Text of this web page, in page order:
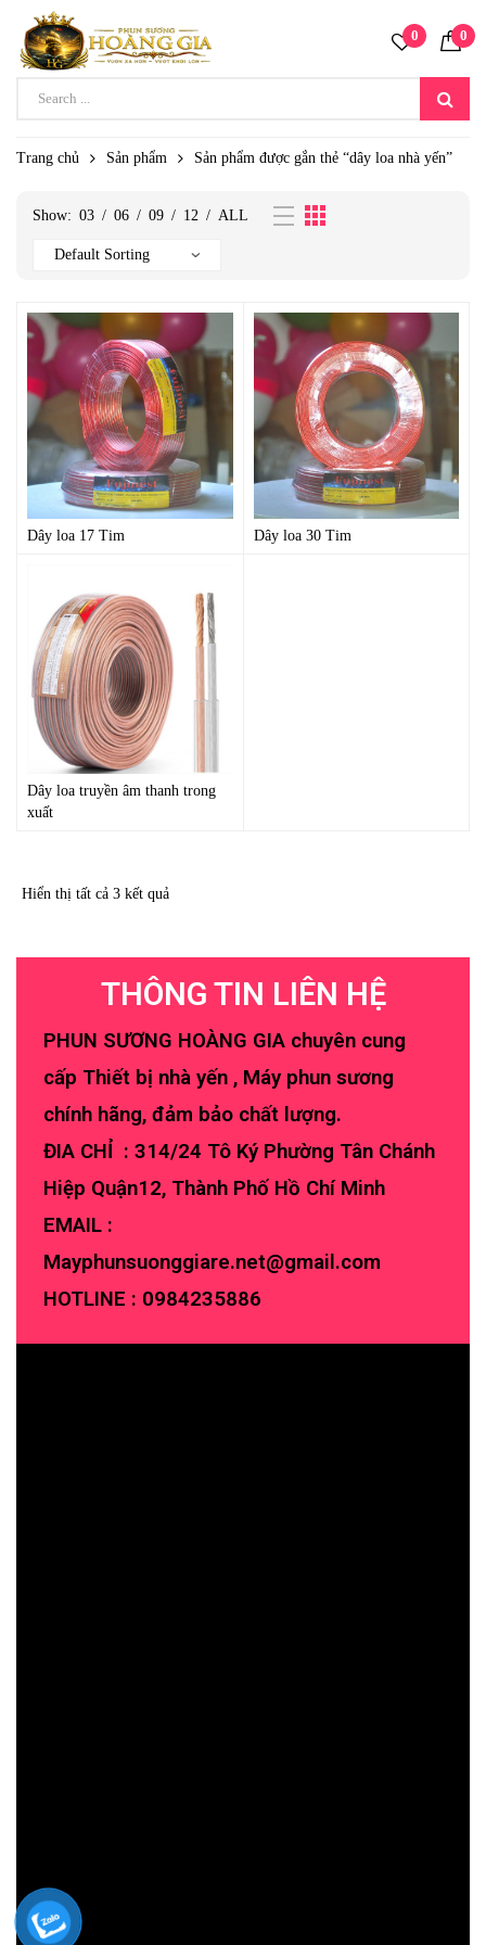
0 0
Trang chủ Sản phẩm Sản phẩm được gắn thẻ “dây loa nhà yến”
Show: 03 / 06 / 09 / 12 / ALL
Dây loa 17 Tim Dây loa 30 Tim
Dây loa truyền âm thanh trong
xuất
Hiển thị tất cả 3 kết quả
THÔNG TIN LIÊN HỆ
PHUN SƯƠNG HOÀNG GIA chuyên cung
cấp Thiết bị nhà yến , Máy phun sương
chính hãng, đảm bảo chất lượng.
ĐIA CHỈ : 314/24 Tô Ký Phường Tân Chánh
Hiệp Quận12, Thành Phố Hồ Chí Minh
EMAIL :
Mayphunsuonggiare.net@gmail.com
HOTLINE : 0984235886